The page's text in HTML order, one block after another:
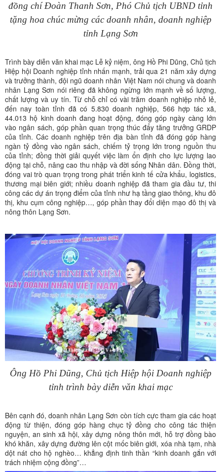
đồng chí Đoàn Thanh Sơn, Phó Chủ tịch UBND tỉnh
tặng hoa chúc mừng các doanh nhân, doanh nghiệp
tỉnh Lạng Sơn
Trình bày diễn văn khai mạc Lễ kỷ niệm, ông Hồ Phi Dũng, Chủ tịch
Hiệp hội Doanh nghiệp tỉnh nhấn mạnh, trải qua 21 năm xây dựng
và trưởng thành, đội ngũ doanh nhân Việt Nam nói chung và doanh
nhân Lạng Sơn nói riêng đã không ngừng lớn mạnh về số lượng,
chất lượng và uy tín. Từ chỗ chỉ có vài trăm doanh nghiệp nhỏ lẻ,
đến nay toàn tỉnh đã có 5.830 doanh nghiệp, 566 hợp tác xã,
44.013 hộ kinh doanh đang hoạt động, đóng góp ngày càng lớn
vào ngân sách, góp phần quan trọng thúc đẩy tăng trưởng GRDP
của tỉnh. Các doanh nghiệp trên địa bàn tỉnh đã đóng góp hàng
ngàn tỷ đồng vào ngân sách, chiếm tỷ trọng lớn trong nguồn thu
của tỉnh; đồng thời giải quyết việc làm ổn định cho lực lượng lao
động tại chỗ, nâng cao thu nhập và đời sống Nhân dân. Đồng thời,
đóng vai trò quan trọng trong phát triển kinh tế cửa khẩu, logistics,
thương mại biên giới; nhiều doanh nghiệp đã tham gia đầu tư, thi
công các dự án trọng điểm của tỉnh như hạ tầng giao thông, khu đô
thị, khu cụm công nghiệp…, góp phần thay đổi diện mạo đô thị và
nông thôn Lạng Sơn.
Ông Hồ Phi Dũng, Chủ tịch Hiệp hội Doanh nghiệp
tỉnh trình bày diễn văn khai mạc
Bên cạnh đó, doanh nhân Lạng Sơn còn tích cực tham gia các hoạt
động từ thiện, đóng góp hàng chục tỷ đồng cho công tác thiện
nguyện, an sinh xã hội, xây dựng nông thôn mới, hỗ trợ đồng bào
khó khăn, xây dựng đường lên cột mốc biên giới, xóa nhà tạm, nhà
dột nát cho hộ nghèo… khẳng định tinh thần “kinh doanh gắn với
trách nhiệm cộng đồng”…